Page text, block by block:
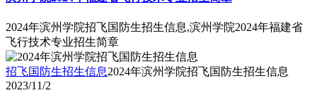
2024年滨州学院招飞国防生招生信息,滨州学院2024年福建省
飞行技术专业招生简章
招飞国防生招生信息2024年滨州学院招飞国防生招生信息
2023/11/2